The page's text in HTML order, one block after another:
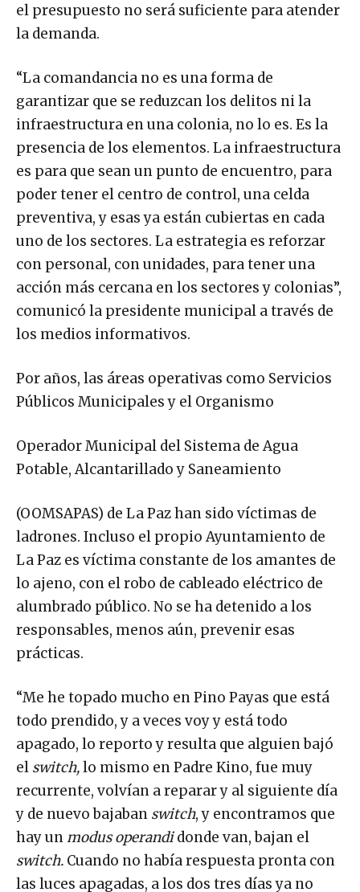
el presupuesto no será suficiente para atender
la demanda.
“La comandancia no es una forma de
garantizar que se reduzcan los delitos ni la
infraestructura en una colonia, no lo es. Es la
presencia de los elementos. La infraestructura
es para que sean un punto de encuentro, para
poder tener el centro de control, una celda
preventiva, y esas ya están cubiertas en cada
uno de los sectores. La estrategia es reforzar
con personal, con unidades, para tener una
acción más cercana en los sectores y colonias”,
comunicó la presidente municipal a través de
los medios informativos.
Por años, las áreas operativas como Servicios
Públicos Municipales y el Organismo
Operador Municipal del Sistema de Agua
Potable, Alcantarillado y Saneamiento
(OOMSAPAS) de La Paz han sido víctimas de
ladrones. Incluso el propio Ayuntamiento de
La Paz es víctima constante de los amantes de
lo ajeno, con el robo de cableado eléctrico de
alumbrado público. No se ha detenido a los
responsables, menos aún, prevenir esas
prácticas.
“Me he topado mucho en Pino Payas que está
todo prendido, y a veces voy y está todo
apagado, lo reporto y resulta que alguien bajó
el switch,lo mismo en Padre Kino, fue muy
recurrente, volvían a reparar y al siguiente día
y de nuevo bajaban switch, y encontramos que
hay unmodus operandidonde van, bajan el
switch. Cuando no había respuesta pronta con
las luces apagadas, a los dos tres días ya no